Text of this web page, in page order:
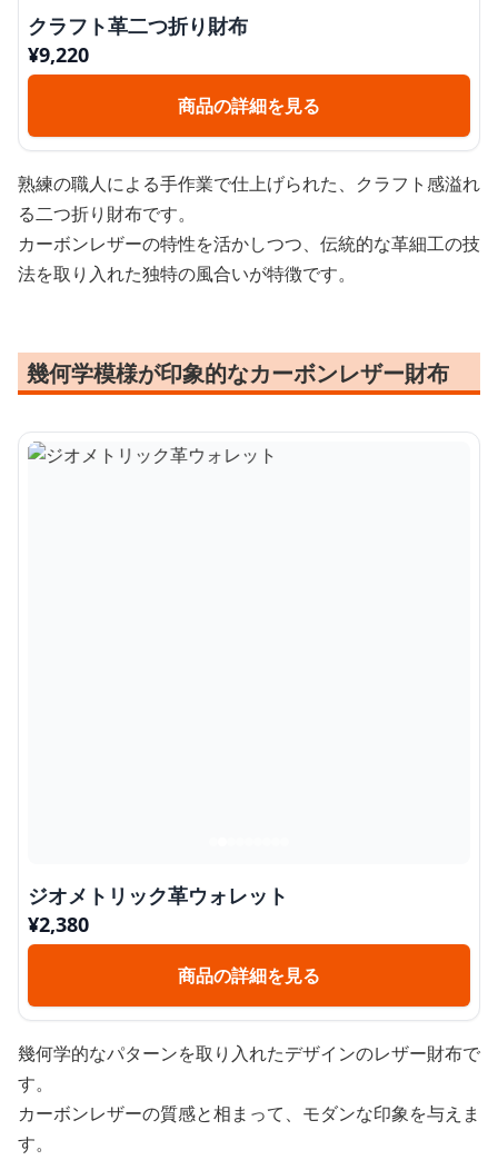
クラフト革二つ折り財布
¥9,220
商品の詳細を見る
熟練の職人による手作業で仕上げられた、クラフト感溢れ
る二つ折り財布です。
カーボンレザーの特性を活かしつつ、伝統的な革細工の技
法を取り入れた独特の風合いが特徴です。
幾何学模様が印象的なカーボンレザー財布
ジオメトリック革ウォレット
¥2,380
商品の詳細を見る
幾何学的なパターンを取り入れたデザインのレザー財布で
す。
カーボンレザーの質感と相まって、モダンな印象を与えま
す。